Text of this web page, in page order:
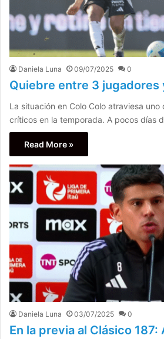
Daniela Luna 09/07/2025 0
Quiebre entre 3 jugadores
La situación en Colo Colo atraviesa uno
críticos en la temporada. A pocos días
Read More »
Daniela Luna 03/07/2025 0
En la previa al Clásico